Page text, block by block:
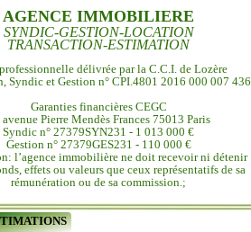
AGENCE IMMOBILIERE
SYNDIC-GESTION-LOCATION
TRANSACTION-ESTIMATION
délivrée par la C.C.I. de Lozère
Syndic et Gestion n° CPI.4801 2016 000 007 436
Garanties financières CEGC
avenue Pierre Mendès Frances 75013 Paris
Syndic n° 27379SYN231 - 1 013 000 €
Gestion n° 27379GES231 - 110 000 €
l’agence immobilière ne doit recevoir ni détenir
effets ou valeurs que ceux représentatifs de sa
rémunération ou de sa commission.;